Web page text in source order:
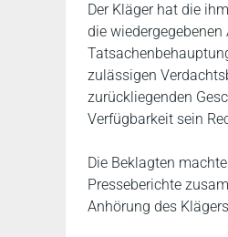
Der Kläger hat die
die
zulässigen
zurückliegenden
Verfügbarkeit sein
Die Beklagten
Presseberichte
Anhörung des